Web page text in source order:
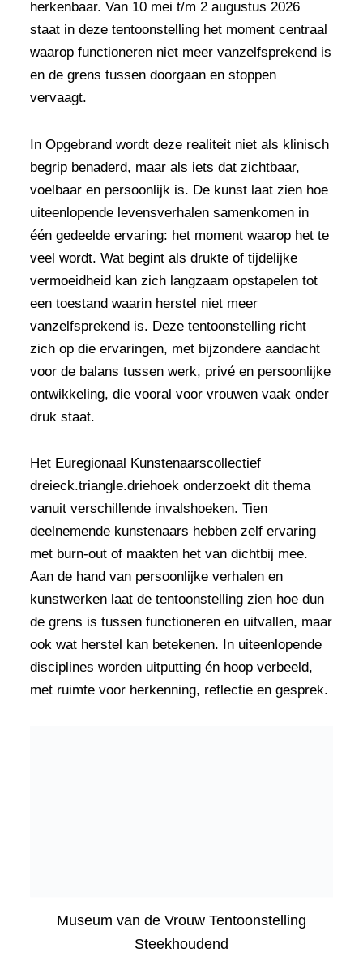
herkenbaar. Van 10 mei t/m 2 augustus 2026
staat in deze tentoonstelling het moment centraal
waarop functioneren niet meer vanzelfsprekend is
en de grens tussen doorgaan en stoppen
vervaagt.
In Opgebrand wordt deze realiteit niet als klinisch
begrip benaderd, maar als iets dat zichtbaar,
voelbaar en persoonlijk is. De kunst laat zien hoe
uiteenlopende levensverhalen samenkomen in
één gedeelde ervaring: het moment waarop het te
veel wordt. Wat begint als drukte of tijdelijke
vermoeidheid kan zich langzaam opstapelen tot
een toestand waarin herstel niet meer
vanzelfsprekend is. Deze tentoonstelling richt
zich op die ervaringen, met bijzondere aandacht
voor de balans tussen werk, privé en persoonlijke
ontwikkeling, die vooral voor vrouwen vaak onder
druk staat.
Het Euregionaal Kunstenaarscollectief
dreieck.triangle.driehoek onderzoekt dit thema
vanuit verschillende invalshoeken. Tien
deelnemende kunstenaars hebben zelf ervaring
met burn-out of maakten het van dichtbij mee.
Aan de hand van persoonlijke verhalen en
kunstwerken laat de tentoonstelling zien hoe dun
de grens is tussen functioneren en uitvallen, maar
ook wat herstel kan betekenen. In uiteenlopende
disciplines worden uitputting én hoop verbeeld,
met ruimte voor herkenning, reflectie en gesprek.
Museum van de Vrouw Tentoonstelling
Steekhoudend